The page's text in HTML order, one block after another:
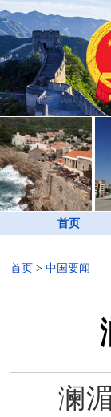
首页
首页 > 中国要闻
澜